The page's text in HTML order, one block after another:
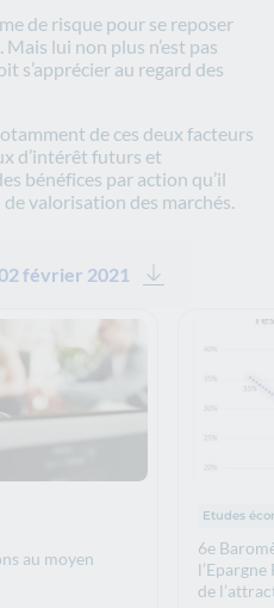
de risque pour se reposer
lui non plus n’est pas
s’apprécier au regard des
de ces deux facteurs
d’intérêt futurs et
bénéfices par action qu’il
valorisation des marchés.
février 2021
au moyen
Etudes
6e
de